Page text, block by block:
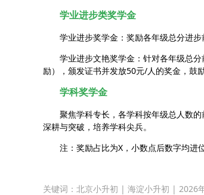
学业进步类奖学金
学业进步奖学金：奖励各年级总分进
学业进步文艳奖学金：针对各年级总
励），颁发证书并发放50元/人的奖金，鼓
学科奖学金
聚焦学科专长，各学科按年级总人数
深耕与突破，培养学科尖兵。
注：奖励占比为X，小数点后数字均进
关键词： 北京小升初 | 海淀小升初 | 2026